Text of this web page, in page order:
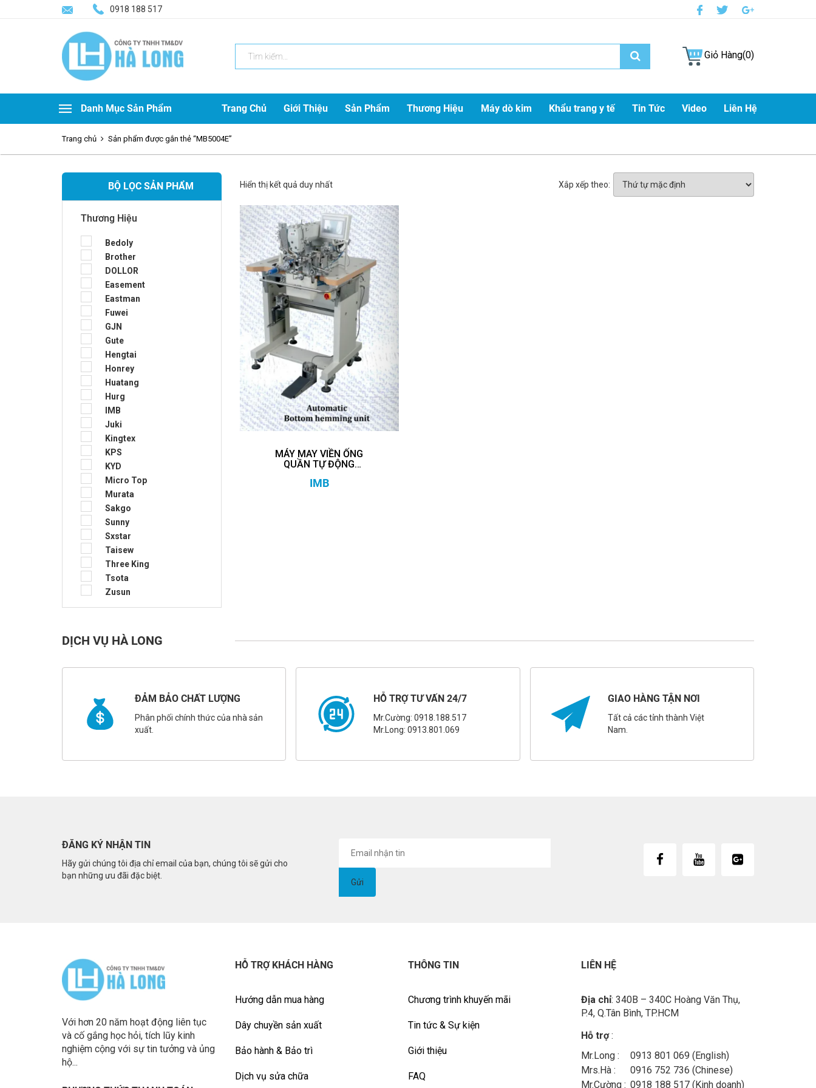
0918 188 517
Giỏ Hàng(0)
Danh Mục Sản Phẩm Trang Chủ Giới Thiệu Sản Phẩm Thương Hiệu Máy dò kim Khẩu trang y tế Tin Tức Video Liên Hệ
Trang chủ Sản phẩm được gắn thẻ “MB5004E”
BỘ LỌC SẢN PHẨM
Thương Hiệu
Bedoly
Brother
DOLLOR
Easement
Eastman
Fuwei
GJN
Gute
Hengtai
Honrey
Huatang
Hurg
IMB
Juki
Kingtex
KPS
KYD
Micro Top
Murata
Sakgo
Sunny
Sxstar
Taisew
Three King
Tsota
Zusun
Hiển thị kết quả duy nhất Xắp xếp theo:
MÁY MAY VIỀN ỐNG
QUẦN TỰ ĐỘNG
IMB
DỊCH VỤ HÀ LONG
ĐẢM BẢO CHẤT LƯỢNG
Phân phối chính thức của nhà sản
xuất.
HỖ TRỢ TƯ VẤN 24/7
Mr.Cường: 0918.188.517
Mr.Long: 0913.801.069
GIAO HÀNG TẬN NƠI
Tất cả các tỉnh thành Việt
Nam.
ĐĂNG KÝ NHẬN TIN
Hãy gửi chúng tôi địa chỉ email của bạn, chúng tôi sẽ gửi cho
bạn những ưu đãi đặc biệt.
Với hơn 20 năm hoạt động liên tục
và cố gắng học hỏi, tích lũy kinh
nghiệm cộng với sự tin tưởng và ủng
hộ...
HỖ TRỢ KHÁCH HÀNG
Hướng dẫn mua hàng
Dây chuyền sản xuất
Bảo hành & Bảo trì
Dịch vụ sửa chữa
THÔNG TIN
Chương trình khuyến mãi
Tin tức & Sự kiện
Giới thiệu
FAQ
LIÊN HỆ
Địa chỉ: 340B – 340C Hoàng Văn Thụ,
P.4, Q.Tân Bình, TP.HCM
Hỗ trợ:
Mr.Long :
0913 801 069 (English)
Mrs.Hà :
0916 752 736 (Chinese)
Mr.Cường : 0918 188 517 (Kinh doanh)